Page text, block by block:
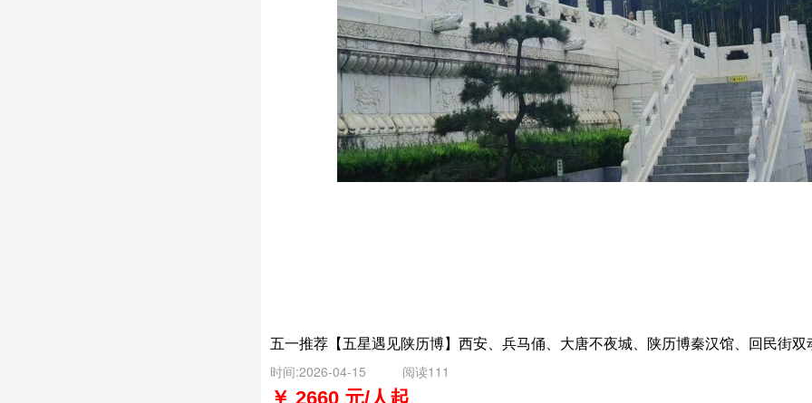
五一推荐【五星遇见陕历博】西安、兵马俑、大唐不夜城、陕历博秦汉馆、回民街双
时间:2026-04-15 阅读111
￥ 2660 元/人起